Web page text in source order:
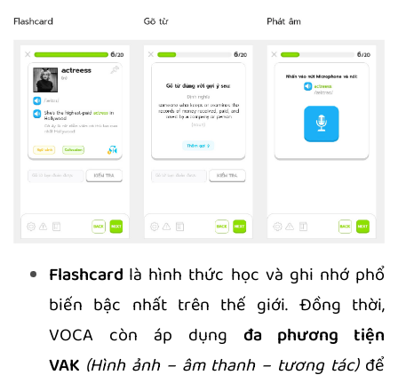
Flashcard là hình thức học và ghi nhớ phổ
biến bậc nhất trên thế giới. Đồng thời,
VOCA còn áp dụng đa phương tiện
VAK (Hình ảnh – âm thanh – tương tác) để